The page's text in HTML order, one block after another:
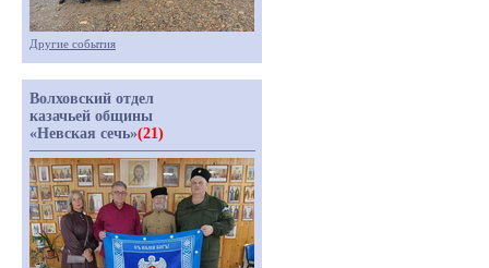
Другие события
Волховский отдел
казачьей общины
«Невская сечь»(21)